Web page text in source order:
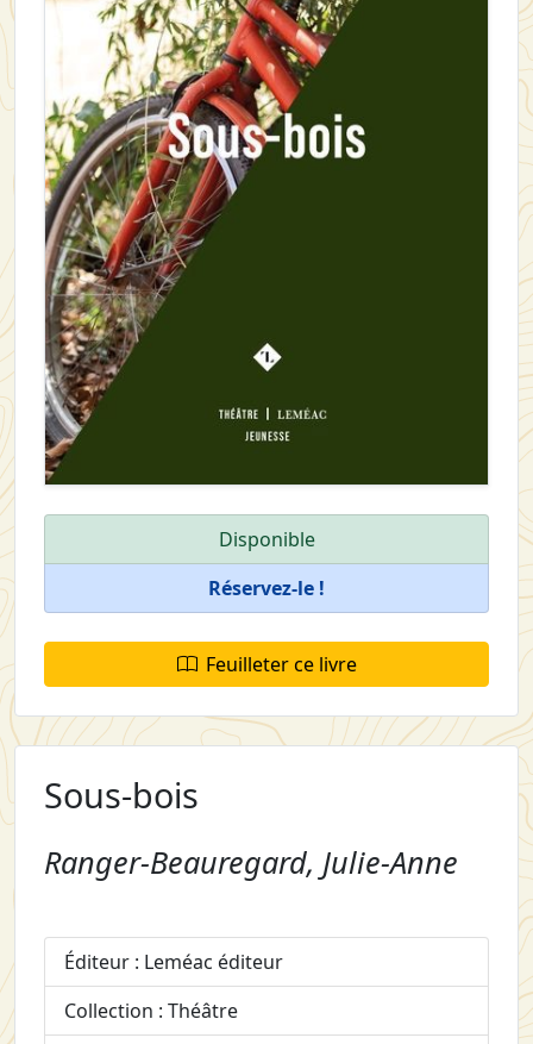
Disponible
Réservez-le !
Feuilleter ce livre
Sous-bois
Ranger-Beauregard, Julie-Anne
Éditeur : Leméac éditeur
Collection : Théâtre